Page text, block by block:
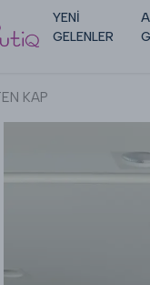
YENİ
GELENLER
KAP